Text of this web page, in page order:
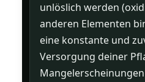
unlöslich werden
anderen Elementen
eine konstante und
Versorgung deiner